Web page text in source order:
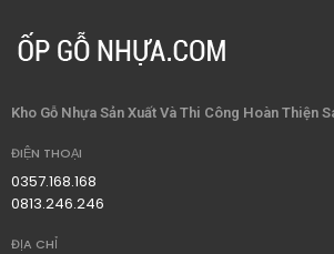
Kho Gỗ Nhựa Sản Xuất Và Thi Công Hoàn Thiện
ĐIỆN THOẠI
0357.168.168
0813.246.246
ĐỊA CHỈ